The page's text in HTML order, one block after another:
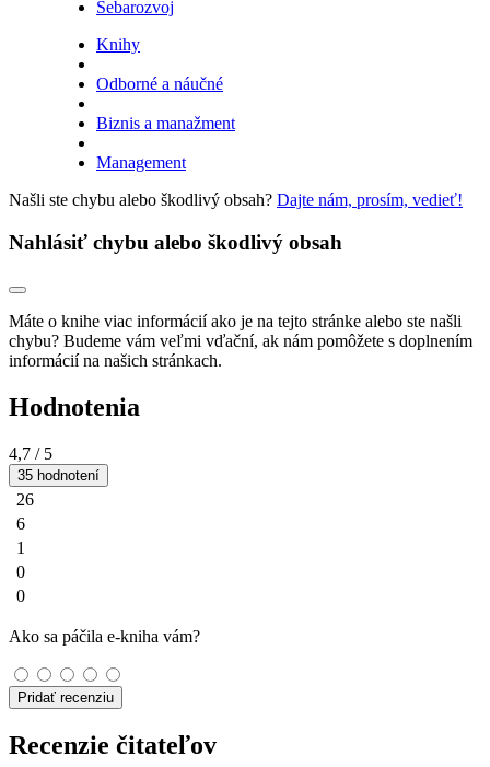
Sebarozvoj
Knihy
Odborné a náučné
Biznis a manažment
Management
Našli ste chybu alebo škodlivý obsah? Dajte nám, prosím, vedieť!
Nahlásiť chybu alebo škodlivý obsah
Máte o knihe viac informácií ako je na tejto stránke alebo ste našli
chybu? Budeme vám veľmi vďační, ak nám pomôžete s doplnením
informácií na našich stránkach.
Hodnotenia
4,7 / 5
35 hodnotení
26
6
1
0
0
Ako sa páčila e-kniha vám?
Pridať recenziu
Recenzie čitateľov